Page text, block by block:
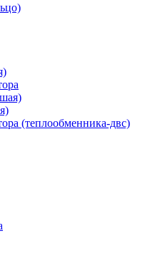
(теплообменника-двс)